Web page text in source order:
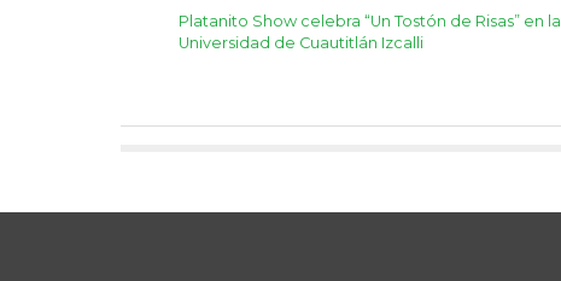
Platanito Show celebra “Un Tostón de Risas” en la
Universidad de Cuautitlán Izcalli